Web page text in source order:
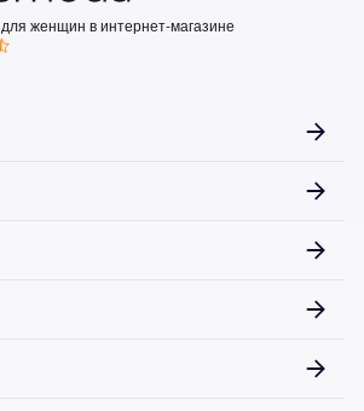
для женщин в интернет-магазине